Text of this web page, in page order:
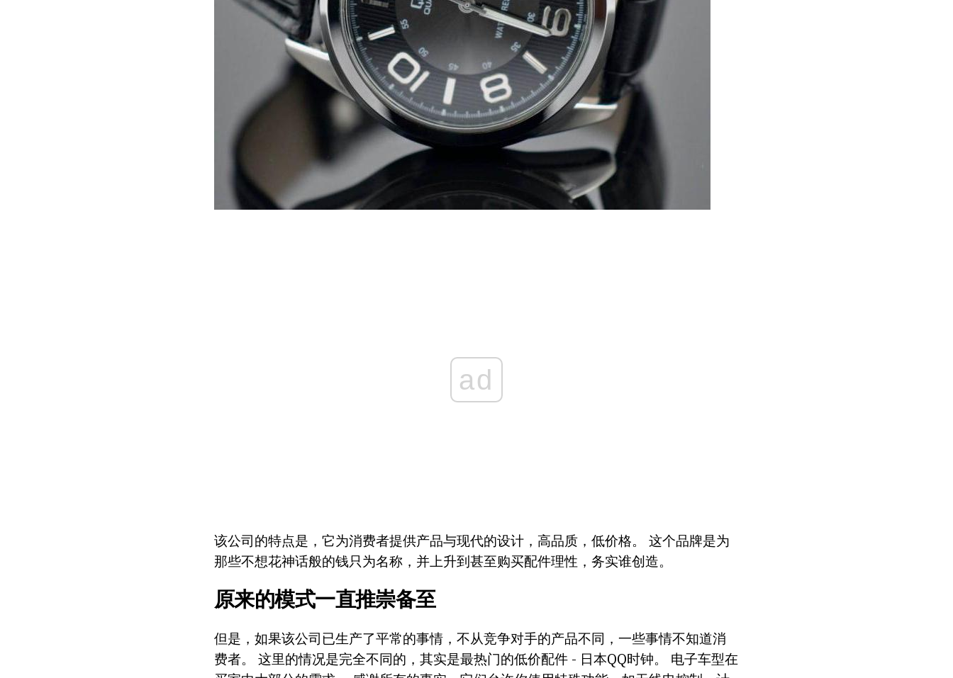
ad
该公司的特点是，它为消费者提供产品与现代的设计，高品质，低价格。 这个品牌是为
那些不想花神话般的钱只为名称，并上升到甚至购买配件理性，务实谁创造。
原来的模式一直推崇备至
但是，如果该公司已生产了平常的事情，不从竞争对手的产品不同，一些事情不知道消
费者。 这里的情况是完全不同的，其实是最热门的低价配件 - 日本QQ时钟。 电子车型在